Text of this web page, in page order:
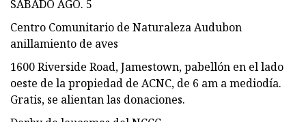
SÁBADO AGO. 5
Centro Comunitario de Naturaleza Audubon
anillamiento de aves
1600 Riverside Road, Jamestown, pabellón en el lado
oeste de la propiedad de ACNC, de 6 am a mediodía.
Gratis, se alientan las donaciones.